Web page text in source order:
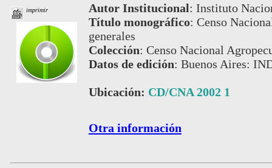
imprimir Autor Institucional: Instituto
Título monográfico: Censo
generales
Colección: Censo Nacional
Datos de edición: Buenos Aires:
Ubicación: CD/CNA 2002 1
Otra información